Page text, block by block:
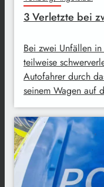
3 Verletzte bei
Bei zwei Unfällen
teilweise
Autofahrer durch
seinem Wagen auf